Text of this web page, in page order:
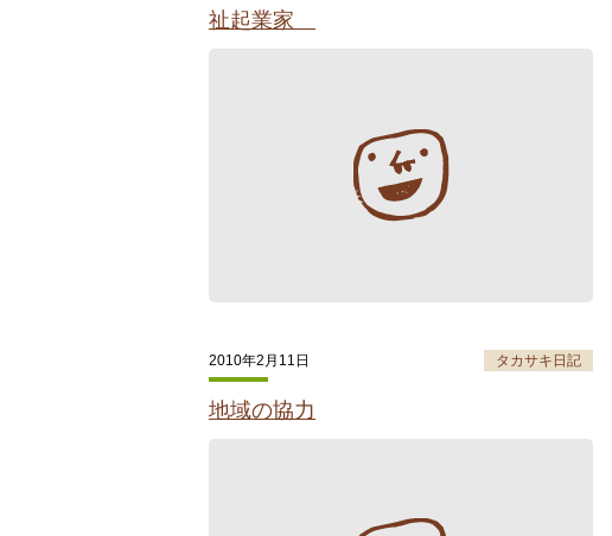
祉起業家
2010年2月11日 タカサキ日記
地域の協力